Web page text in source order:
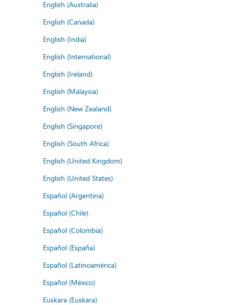
English (Australia)
English (Canada)
English (India)
English (International)
English (Ireland)
English (Malaysia)
English (New Zealand)
English (Singapore)
English (South Africa)
English (United Kingdom)
English (United States)
Español (Argentina)
Español (Chile)
Español (Colombia)
Español (España)
Español (Latinoamérica)
Español (México)
Euskara (Euskara)